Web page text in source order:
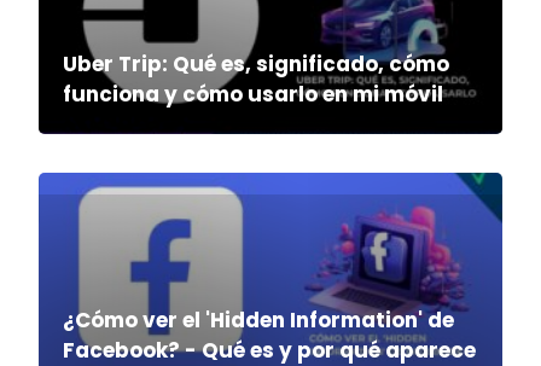
Uber Trip: Qué es, significado, cómo
funciona y cómo usarlo en mi móvil
¿Cómo ver el 'Hidden Information' de
Facebook? - Qué es y por qué aparece